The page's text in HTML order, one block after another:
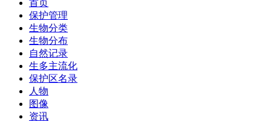
首页
保护管理
生物分类
生物分布
自然记录
生多主流化
保护区名录
人物
图像
资讯